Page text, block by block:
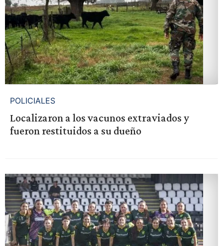
POLICIALES
Localizaron a los vacunos extraviados y
fueron restituidos a su dueño